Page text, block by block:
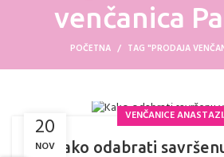
venčanica
POČETNA TAG "PRODAJA
20
NOV
VENČANICE
Kako odabrati